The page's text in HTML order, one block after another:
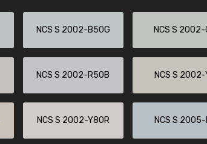
NCS S 2002-B50G NCS S 2002-
NCS S 2002-R50B NCS S 2002-
NCS S 2002-Y80R NCS S 2005-